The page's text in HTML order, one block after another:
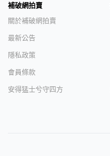
補破網拍賣
關於補破網拍賣
最新公告
隱私政策
會員條款
安得猛士兮守四方